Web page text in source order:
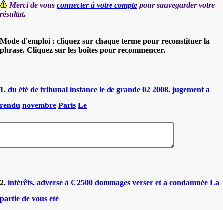
Merci de vous connecter à votre compte pour sauvegarder votre
résultat.
Mode d'emploi : cliquez sur chaque terme pour reconstituer la
phrase. Cliquez sur les boîtes pour recommencer.
1. du été de tribunal instance le de grande 02 2008. jugement a
rendu novembre Paris Le
2. intérêts. adverse à € 2500 dommages verser et a condamnée La
partie de vous été